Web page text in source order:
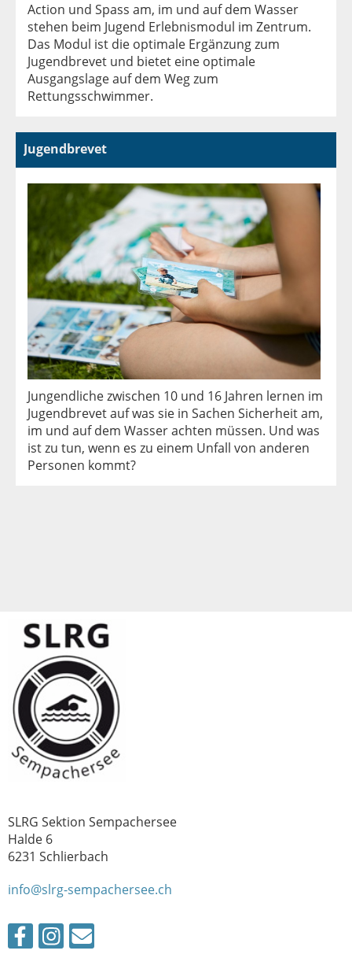
Action und Spass am, im und auf dem Wasser
stehen beim Jugend Erlebnismodul im Zentrum.
Das Modul ist die optimale Ergänzung zum
Jugendbrevet und bietet eine optimale
Ausgangslage auf dem Weg zum
Rettungsschwimmer.
Jugendbrevet
Jungendliche zwischen 10 und 16 Jahren lernen im
Jugendbrevet auf was sie in Sachen Sicherheit am,
im und auf dem Wasser achten müssen. Und was
ist zu tun, wenn es zu einem Unfall von anderen
Personen kommt?
SLRG Sektion Sempachersee
Halde 6
6231 Schlierbach
info@slrg-sempachersee.ch